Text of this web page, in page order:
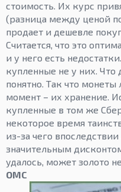
стоимость. Их курс
(разница между ценой
продает и дешевле
Считается, что это
и у него есть
купленные не у них. Что
понятно. Так что
момент – их хранение.
купленные в том же
некоторое время
из-за чего
значительным
удалось, может золото
ОМС